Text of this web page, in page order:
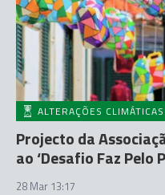
ALTERAÇÕES CLIMÁTICAS
Projecto da
ao ‘Desafio Faz Pelo
28 Mar 13:17